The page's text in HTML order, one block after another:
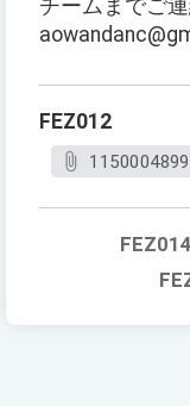
チームまでご
FEZ012
FEZ014